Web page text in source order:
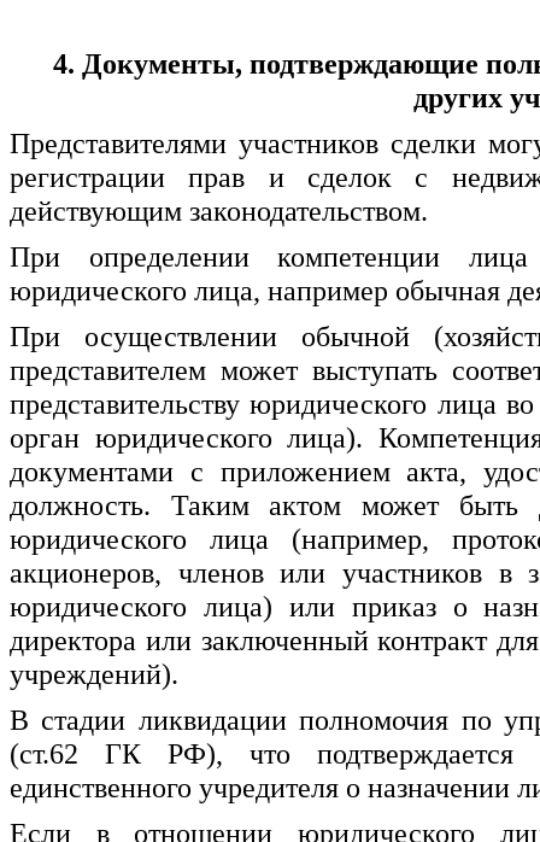
4. Документы, подтверждающие
других
Представителями участников сделки
регистрации прав и сделок с
действующим законодательством.
При определении компетенции лица
юридического лица, например обычная
При осуществлении обычной
представителем может выступать
представительству юридического лица
орган юридического лица).
документами с приложением акта,
должность. Таким актом может быть
юридического лица (например,
акционеров, членов или участников в
юридического лица) или приказ о
директора или заключенный контракт
учреждений).
В стадии ликвидации полномочия по
(ст.62 ГК РФ), что подтверждается
единственного учредителя о назначении
Если в отношении юридического